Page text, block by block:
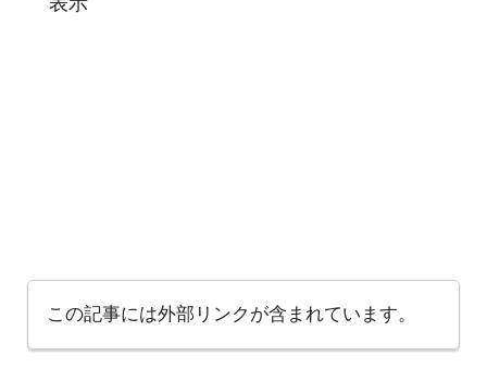
この記事には外部リンクが含まれています。